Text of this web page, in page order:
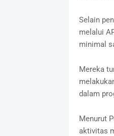
Selain
melalui
minimal
Mereka
dalam
Menurut
aktivitas